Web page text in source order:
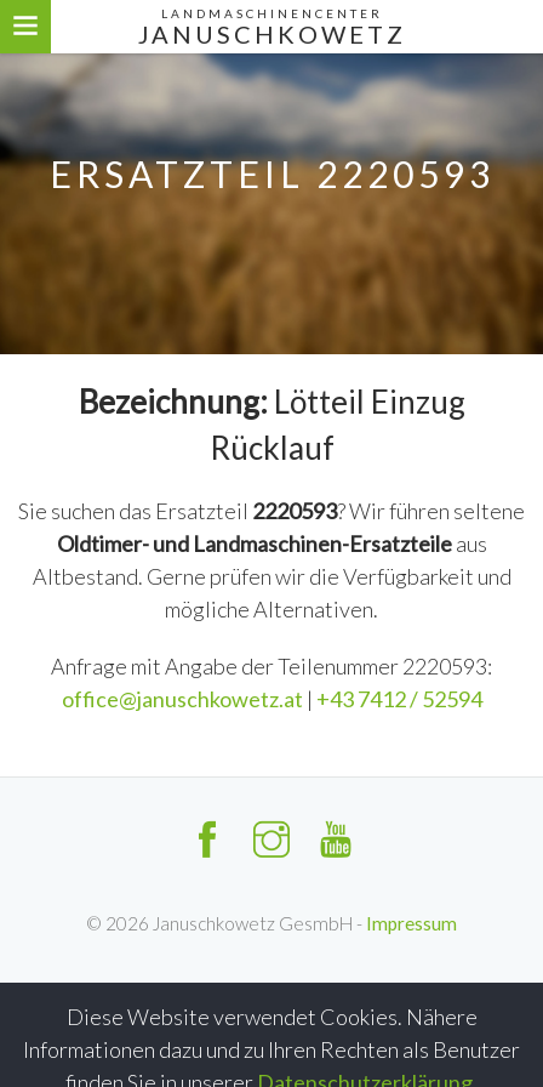
LANDMASCHINENCENTER
JANUSCHKOWETZ
Diese Website verwendet Cookies. Nähere
Informationen dazu und zu Ihren Rechten als Benutzer
ERSATZTEIL 2220593
Bezeichnung: Lötteil Einzug
Rücklauf
Sie suchen das Ersatzteil 2220593? Wir führen seltene
Oldtimer- und Landmaschinen-Ersatzteileaus
Altbestand. Gerne prüfen wir die Verfügbarkeit und
mögliche Alternativen.
Anfrage mit Angabe der Teilenummer 2220593:
office@januschkowetz.at | +43 7412 / 52594
© 2026 Januschkowetz GesmbH - Impressum